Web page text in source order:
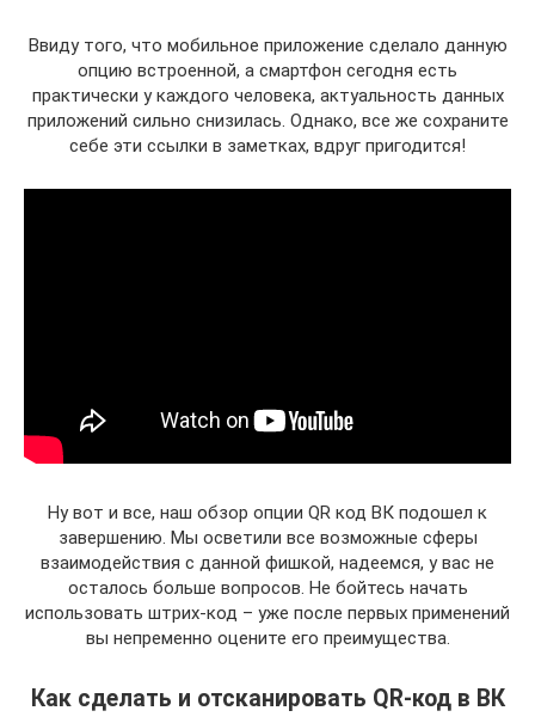
Ввиду того, что мобильное приложение сделало данную
опцию встроенной, а смартфон сегодня есть
практически у каждого человека, актуальность данных
приложений сильно снизилась. Однако, все же сохраните
себе эти ссылки в заметках, вдруг пригодится!
Ну вот и все, наш обзор опции QR код ВК подошел к
завершению. Мы осветили все возможные сферы
взаимодействия с данной фишкой, надеемся, у вас не
осталось больше вопросов. Не бойтесь начать
использовать штрих-код – уже после первых применений
вы непременно оцените его преимущества.
Как сделать и отсканировать QR-код в ВК